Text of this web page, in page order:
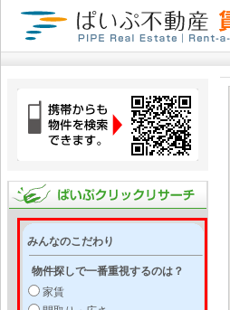
みんなのこだわり
物件探しで一番重視するのは？
家賃